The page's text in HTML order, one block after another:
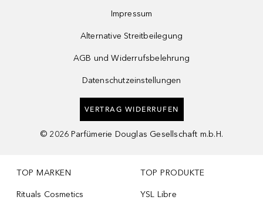
Impressum
Alternative Streitbeilegung
AGB und Widerrufsbelehrung
Datenschutzeinstellungen
VERTRAG WIDERRUFEN
© 2026 Parfümerie Douglas Gesellschaft m.b.H.
TOP MARKEN
Rituals Cosmetics
TOP PRODUKTE
YSL Libre